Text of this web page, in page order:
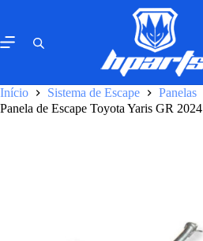
o
conteúdo
Início
Sistema de Escape
Panelas
Panela de Escape Toyota Yaris GR 2024